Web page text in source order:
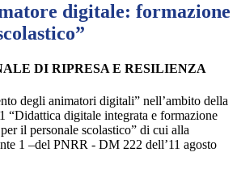
digitale: formazione
DI RIPRESA E RESILIENZA
degli animatori digitali” nell’ambito della
“Didattica digitale integrata e formazione
il personale scolastico” di cui alla
1 –del PNRR - DM 222 dell’11 agosto